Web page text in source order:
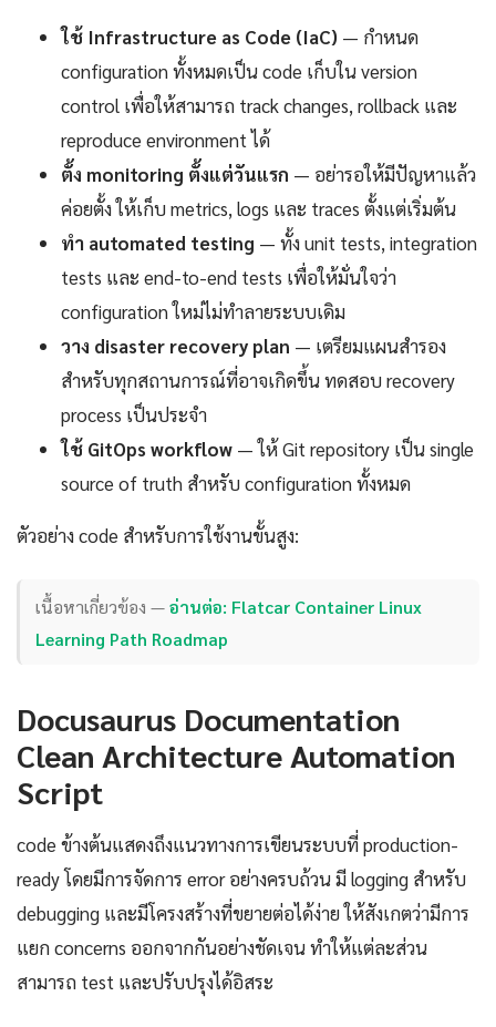
ใช้ Infrastructure as Code (IaC) — กำหนด
configuration ทั้งหมดเป็น code เก็บใน version
control เพื่อให้สามารถ track changes, rollback และ
reproduce environment ได้
ตั้ง monitoring ตั้งแต่วันแรก — อย่ารอให้มีปัญหาแล้ว
ค่อยตั้ง ให้เก็บ metrics, logs และ traces ตั้งแต่เริ่มต้น
ทำ automated testing — ทั้ง unit tests, integration
tests และ end-to-end tests เพื่อให้มั่นใจว่า
configuration ใหม่ไม่ทำลายระบบเดิม
วาง disaster recovery plan — เตรียมแผนสำรอง
สำหรับทุกสถานการณ์ที่อาจเกิดขึ้น ทดสอบ recovery
process เป็นประจำ
ใช้ GitOps workflow — ให้ Git repository เป็น single
source of truth สำหรับ configuration ทั้งหมด
ตัวอย่าง code สำหรับการใช้งานขั้นสูง:
เนื้อหาเกี่ยวข้อง —อ่านต่อ: Flatcar Container Linux
Learning Path Roadmap
Docusaurus Documentation
Clean Architecture Automation
Script
code ข้างต้นแสดงถึงแนวทางการเขียนระบบที่ production-
ready โดยมีการจัดการ error อย่างครบถ้วน มี logging สำหรับ
debugging และมีโครงสร้างที่ขยายต่อได้ง่าย ให้สังเกตว่ามีการ
แยก concerns ออกจากกันอย่างชัดเจน ทำให้แต่ละส่วน
สามารถ test และปรับปรุงได้อิสระ